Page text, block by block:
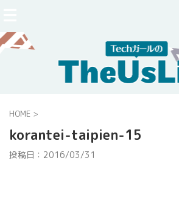
HOME >
korantei-taipien-15
投稿日： 2016/03/31